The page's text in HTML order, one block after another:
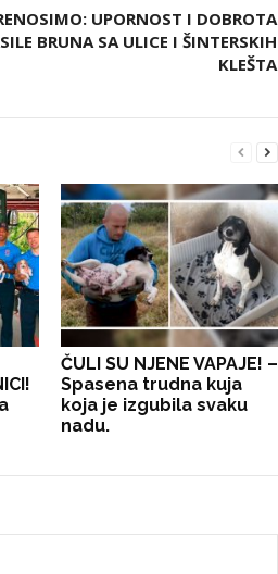
UPORNOST I DOBROTA
BRUNA SA ULICE I ŠINTERSKIH
KLEŠTA
ČULI SU NJENE VAPAJE! –
Spasena trudna kuja
koja je izgubila svaku
nadu.